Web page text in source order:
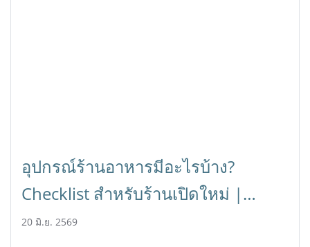
อุปกรณ์ร้านอาหารมีอะไรบ้าง?
Checklist สำหรับร้านเปิดใหม่ |
HORECAT
20 มิ.ย. 2569